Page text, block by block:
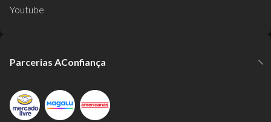
Youtube
Parcerias AConfiança